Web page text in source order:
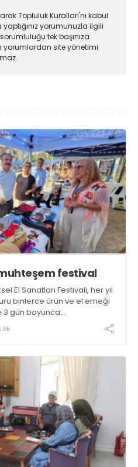
Topluluk Kuralları'nı kabul
yorumunuzla ilgili
tek başınıza
yorumlardan site yönetimi
festival
El Sanatları Festivali, her yıl
binlerce ürün ve el emeği
3 gün boyunca
gerçekleştirildi